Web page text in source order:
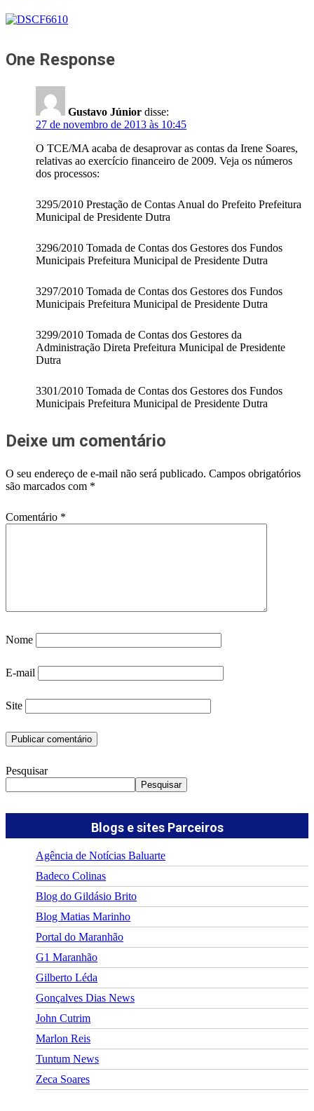
One Response
Gustavo Júnior disse:
27 de novembro de 2013 às 10:45
O TCE/MA acaba de desaprovar as contas da Irene Soares,
relativas ao exercício financeiro de 2009. Veja os números
dos processos:
3295/2010 Prestação de Contas Anual do Prefeito Prefeitura
Municipal de Presidente Dutra
3296/2010 Tomada de Contas dos Gestores dos Fundos
Municipais Prefeitura Municipal de Presidente Dutra
3297/2010 Tomada de Contas dos Gestores dos Fundos
Municipais Prefeitura Municipal de Presidente Dutra
3299/2010 Tomada de Contas dos Gestores da
Administração Direta Prefeitura Municipal de Presidente
Dutra
3301/2010 Tomada de Contas dos Gestores dos Fundos
Municipais Prefeitura Municipal de Presidente Dutra
Deixe um comentário
O seu endereço de e-mail não será publicado. Campos obrigatórios
são marcados com *
Comentário *
Nome
E-mail
Site
Pesquisar
Pesquisar
Blogs e sites Parceiros
Agência de Notícias Baluarte
Badeco Colinas
Blog do Gildásio Brito
Blog Matias Marinho
Portal do Maranhão
G1 Maranhão
Gilberto Léda
Gonçalves Dias News
John Cutrim
Marlon Reis
Tuntum News
Zeca Soares